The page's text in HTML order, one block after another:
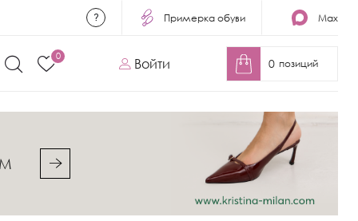
Примерка обуви Max
0
Войти 0 позиций